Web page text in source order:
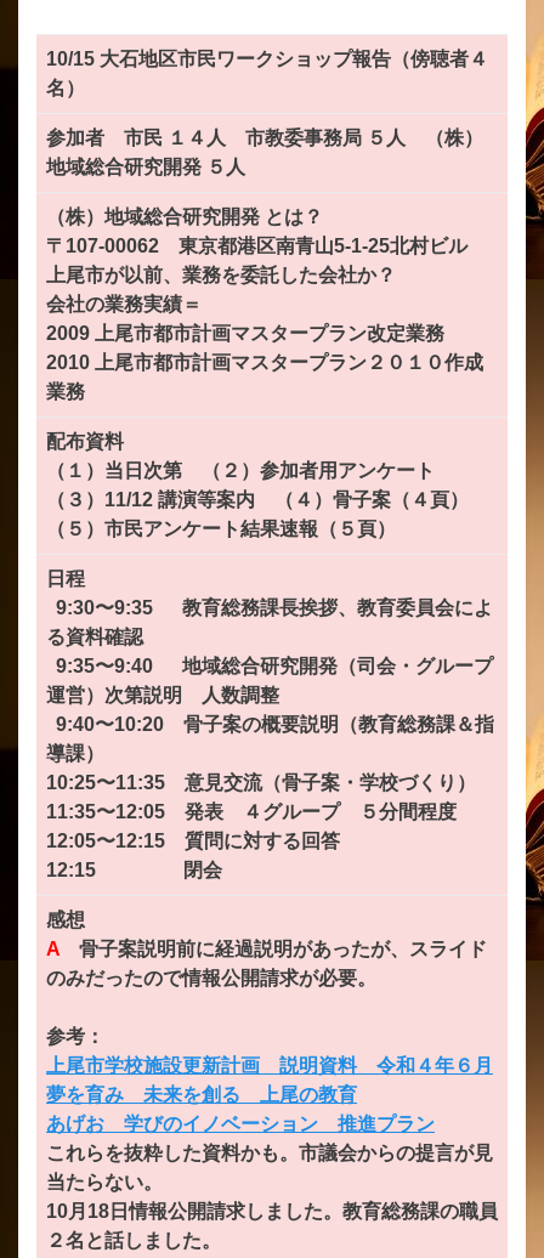
10/15 大石地区市民ワークショップ報告（傍聴者４
名）
参加者 市民 １４人 市教委事務局 ５人 （株）
地域総合研究開発 ５人
（株）地域総合研究開発 とは？
〒107-00062 東京都港区南青山5-1-25北村ビル
上尾市が以前、業務を委託した会社か？
会社の業務実績＝
2009 上尾市都市計画マスタープラン改定業務
2010 上尾市都市計画マスタープラン２０１０作成
業務
配布資料
（１）当日次第 （２）参加者用アンケート
（３）11/12 講演等案内 （４）骨子案（４頁）
（５）市民アンケート結果速報（５頁）
日程
9:30〜9:35 教育総務課長挨拶、教育委員会によ
る資料確認
9:35〜9:40 地域総合研究開発（司会・グループ
運営）次第説明 人数調整
9:40〜10:20 骨子案の概要説明（教育総務課＆指
導課）
10:25〜11:35 意見交流（骨子案・学校づくり）
11:35〜12:05 発表 ４グループ ５分間程度
12:05〜12:15 質問に対する回答
12:15 閉会
感想
A 骨子案説明前に経過説明があったが、スライド
のみだったので情報公開請求が必要。
参考：
上尾市学校施設更新計画 説明資料 令和４年６月
夢を育み 未来を創る 上尾の教育
あげお 学びのイノベーション 推進プラン
これらを抜粋した資料かも。市議会からの提言が見
当たらない。
10月18日情報公開請求しました。教育総務課の職員
２名と話しました。